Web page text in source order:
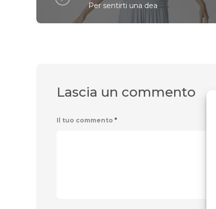
Per sentirti una dea
Lascia un commento
Il tuo commento *